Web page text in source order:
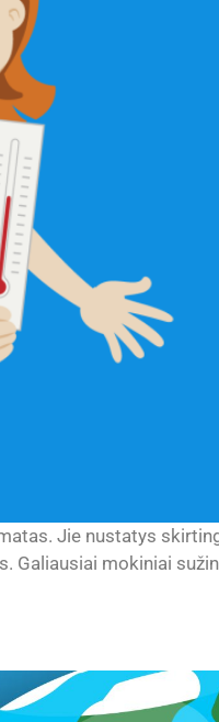
Jie nustatys
Galiausiai mokiniai